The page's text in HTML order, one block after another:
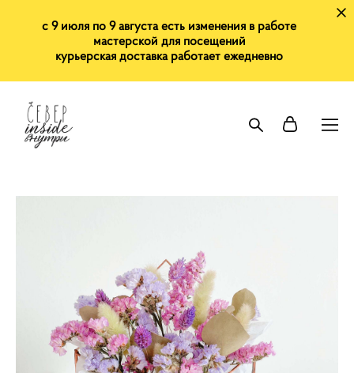
с 9 июля по 9 августа есть изменения в работе
мастерской для посещений
курьерская доставка работает ежедневно